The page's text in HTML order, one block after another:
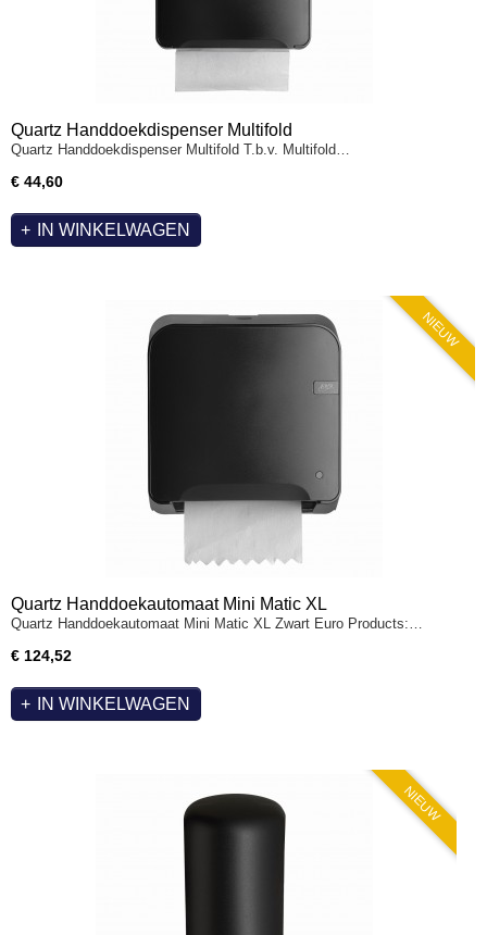
Quartz Handdoekdispenser Multifold
Quartz Handdoekdispenser Multifold T.b.v. Multifold…
€ 44,60
IN WINKELWAGEN
NIEUW
Quartz Handdoekautomaat Mini Matic XL
Quartz Handdoekautomaat Mini Matic XL Zwart Euro Products:…
€ 124,52
IN WINKELWAGEN
NIEUW